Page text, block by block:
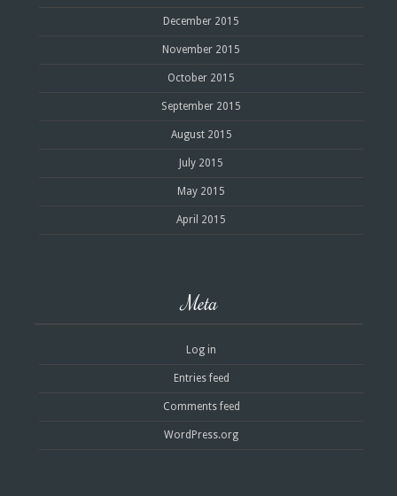
December 2015
November 2015
October 2015
September 2015
August 2015
July 2015
May 2015
April 2015
Meta
Log in
Entries feed
Comments feed
WordPress.org